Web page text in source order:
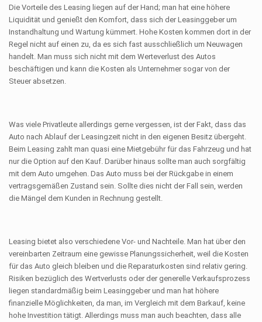
Die Vorteile des Leasing liegen auf der Hand; man hat eine höhere
Liquidität und genießt den Komfort, dass sich der Leasinggeber um
Instandhaltung und Wartung kümmert. Hohe Kosten kommen dort in der
Regel nicht auf einen zu, da es sich fast ausschließlich um Neuwagen
handelt. Man muss sich nicht mit dem Werteverlust des Autos
beschäftigen und kann die Kosten als Unternehmer sogar von der
Steuer absetzen.
Was viele Privatleute allerdings gerne vergessen, ist der Fakt, dass das
Auto nach Ablauf der Leasingzeit nicht in den eigenen Besitz übergeht.
Beim Leasing zahlt man quasi eine Mietgebühr für das Fahrzeug und hat
nur die Option auf den Kauf. Darüber hinaus sollte man auch sorgfältig
mit dem Auto umgehen. Das Auto muss bei der Rückgabe in einem
vertragsgemäßen Zustand sein. Sollte dies nicht der Fall sein, werden
die Mängel dem Kunden in Rechnung gestellt.
Leasing bietet also verschiedene Vor- und Nachteile. Man hat über den
vereinbarten Zeitraum eine gewisse Planungssicherheit, weil die Kosten
für das Auto gleich bleiben und die Reparaturkosten sind relativ gering.
Risiken bezüglich des Wertverlusts oder der generelle Verkaufsprozess
liegen standardmäßig beim Leasinggeber und man hat höhere
finanzielle Möglichkeiten, da man, im Vergleich mit dem Barkauf, keine
hohe Investition tätigt. Allerdings muss man auch beachten, dass alle